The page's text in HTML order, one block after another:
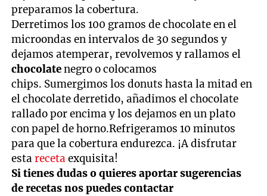
preparamos la cobertura.
Derretimos los 100 gramos de chocolate en el
microondas en intervalos de 30 segundos y
dejamos atemperar, revolvemos y rallamos el
chocolatenegro o colocamos
chips. Sumergimos los donuts hasta la mitad en
el chocolate derretido, añadimos el chocolate
rallado por encima y los dejamos en un plato
con papel de horno.Refrigeramos 10 minutos
para que la cobertura endurezca. ¡A disfrutar
estareceta exquisita!
Si tienes dudas o quieres aportar sugerencias
de recetas nos puedes contactar